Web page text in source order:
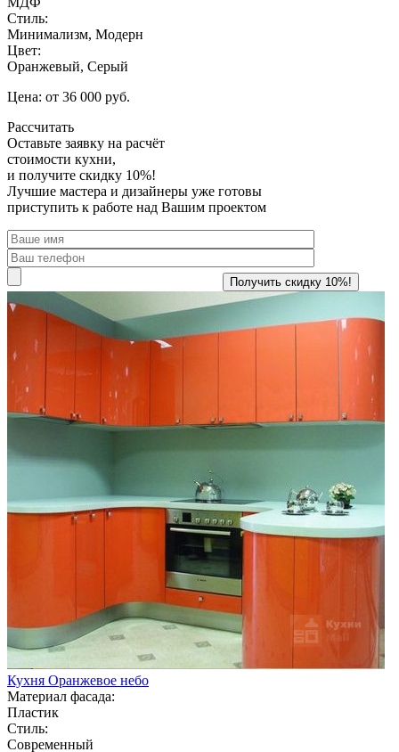
Стиль:
Минимализм, Модерн
Цвет:
Оранжевый, Серый
Цена: от 36 000 руб.
Рассчитать
Оставьте заявку на расчёт
стоимости кухни,
и получите скидку 10%!
Лучшие мастера и дизайнеры уже готовы
приступить к работе над Вашим проектом
Кухня Оранжевое небо
Материал фасада:
Пластик
Стиль:
Современный